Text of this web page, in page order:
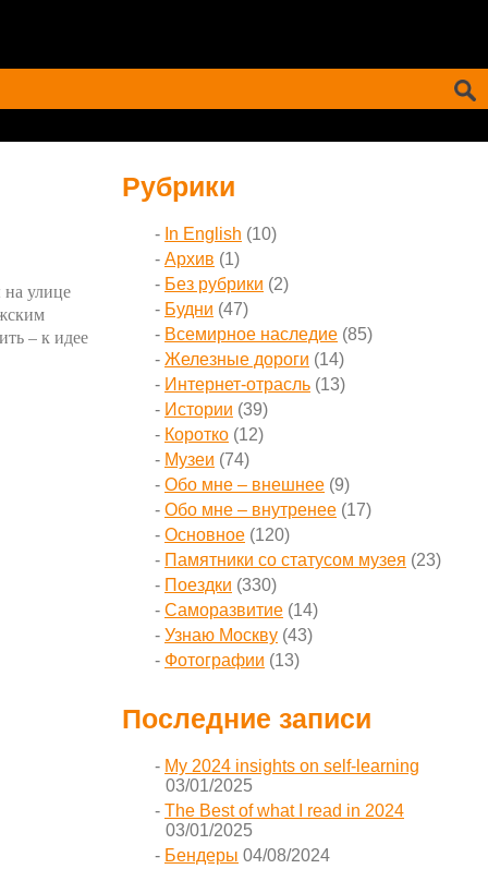
улице
– к идее
Рубрики
In English (10)
Архив (1)
Без рубрики (2)
Будни (47)
Всемирное наследие (85)
Железные дороги (14)
Интернет-отрасль (13)
Истории (39)
Коротко (12)
Музеи (74)
Обо мне – внешнее (9)
Обо мне – внутренее (17)
Основное (120)
Памятники со статусом музея (23)
Поездки (330)
Саморазвитие (14)
Узнаю Москву (43)
Фотографии (13)
Последние записи
My 2024 insights on self-learning
03/01/2025
The Best of what I read in 2024
03/01/2025
Бендеры 04/08/2024